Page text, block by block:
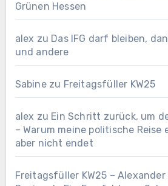
Grünen Hessen
alex zu Das IFG darf bleiben,
und andere
Sabinezu Freitagsfüller KW25
alex zu Ein Schritt zurück, um
– Warum meine politische Reise
aber nicht endet
Freitagsfüller KW25 –